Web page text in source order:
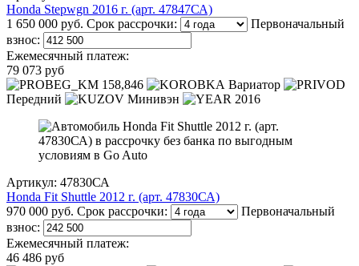
Honda Stepwgn 2016 г. (арт. 47847СА)
1 650 000 руб. Срок рассрочки:
Первоначальный
взнос:
Ежемесячный платеж:
79 073 руб
158,846
Вариатор
Передний
Минивэн 2016
Артикул: 47830СА
Honda Fit Shuttle 2012 г. (арт. 47830СА)
970 000 руб. Срок рассрочки:
Первоначальный
взнос:
Ежемесячный платеж:
46 486 руб